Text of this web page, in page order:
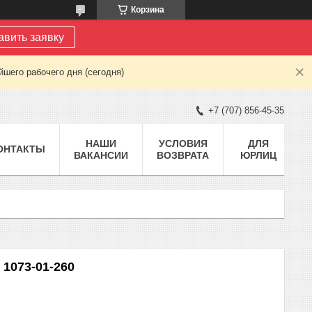
Корзина
заявку
рабочего дня (сегодня)
+7 (707) 856-45-35
НАШИ
ВАКАНСИИ
УСЛОВИЯ
ВОЗВРАТА
ДЛЯ
ЮРЛИЦ
01-260